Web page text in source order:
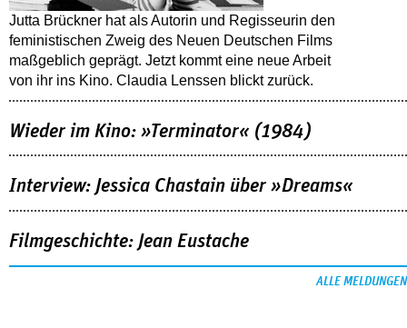
Jutta Brückner hat als Autorin und Regisseurin den
feministischen Zweig des Neuen Deutschen Films
maßgeblich geprägt. Jetzt kommt eine neue Arbeit
von ihr ins Kino. Claudia Lenssen blickt zurück.
Wieder im Kino: »Terminator« (1984)
Interview: Jessica Chastain über »Dreams«
Filmgeschichte: Jean Eustache
ALLE MELDUNGEN